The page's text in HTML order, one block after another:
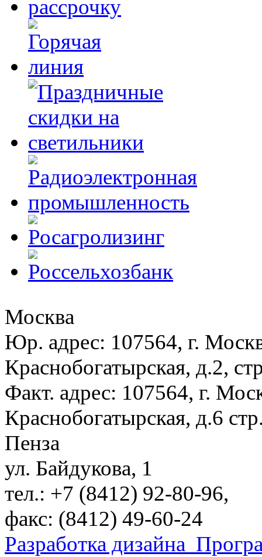
Москва
Юр. адрес: 107564, г.
Краснобогатырская, д.2,
Факт. адрес: 107564, г.
Краснобогатырская, д.6
Пенза
ул. Байдукова, 1
тел.: +7 (8412) 92-80-96,
факс: (8412) 49-60-24
Разработка дизайна